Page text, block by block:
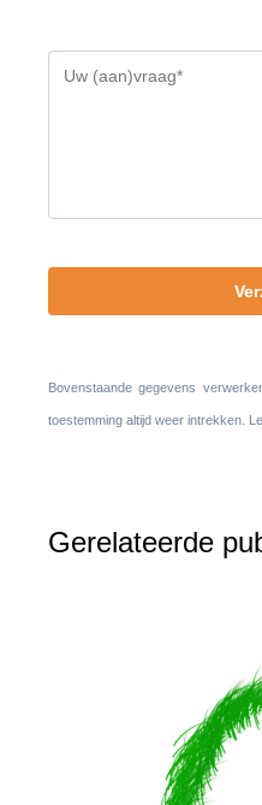
dit
veld
Bovenstaande gegevens
toestemming altijd weer intrekken.
Gerelateerde